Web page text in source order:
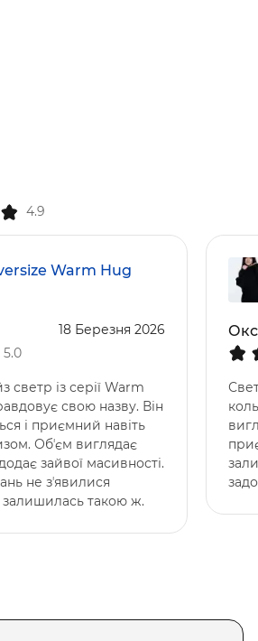
4.9
Warm Hug
5.0
18 Березня 2026
із серії Warm
свою назву. Він
і приємний навіть
Обʼєм виглядає
зайвої масивності.
не зʼявилися
такою ж.